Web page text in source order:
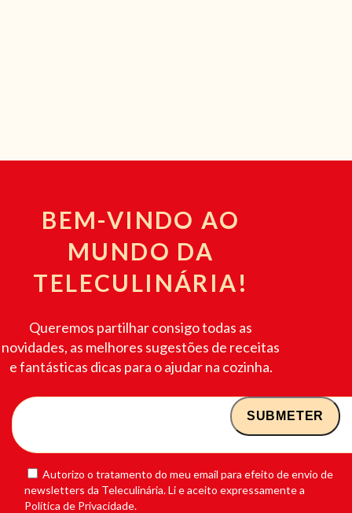
BEM-VINDO AO
MUNDO DA
TELECULINÁRIA!
Queremos partilhar consigo todas as
novidades, as melhores sugestões de receitas
e fantásticas dicas para o ajudar na cozinha.
Autorizo o tratamento do meu email para efeito de envio de
newsletters da Teleculinária. Li e aceito expressamente a
Política de Privacidade.